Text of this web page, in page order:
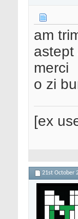
am
astept
merci
o zi
[ex
21st October